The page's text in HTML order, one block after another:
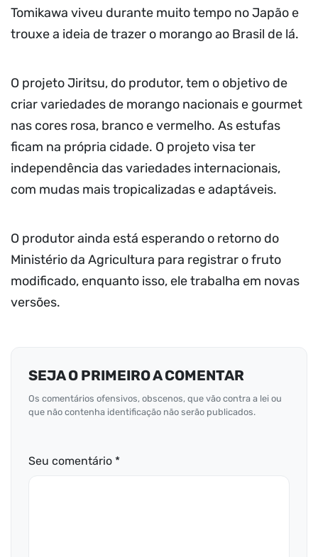
Tomikawa viveu durante muito tempo no Japão e
trouxe a ideia de trazer o morango ao Brasil de lá.
O projeto Jiritsu, do produtor, tem o objetivo de
criar variedades de morango nacionais e gourmet
nas cores rosa, branco e vermelho. As estufas
ficam na própria cidade. O projeto visa ter
independência das variedades internacionais,
com mudas mais tropicalizadas e adaptáveis.
O produtor ainda está esperando o retorno do
Ministério da Agricultura para registrar o fruto
modificado, enquanto isso, ele trabalha em novas
versões.
SEJA O PRIMEIRO A COMENTAR
Os comentários ofensivos, obscenos, que vão contra a lei ou
que não contenha identificação não serão publicados.
Seu comentário *